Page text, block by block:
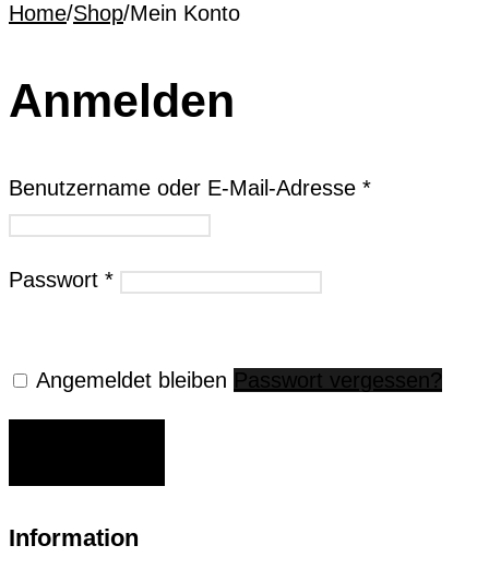
Home/Shop/Mein Konto
Anmelden
Benutzername oder E-Mail-Adresse *
Passwort *
Angemeldet bleiben Passwort vergessen?
Information